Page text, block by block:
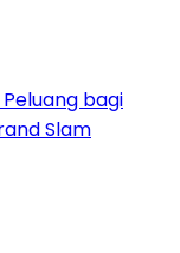
Peluang bagi
Slam